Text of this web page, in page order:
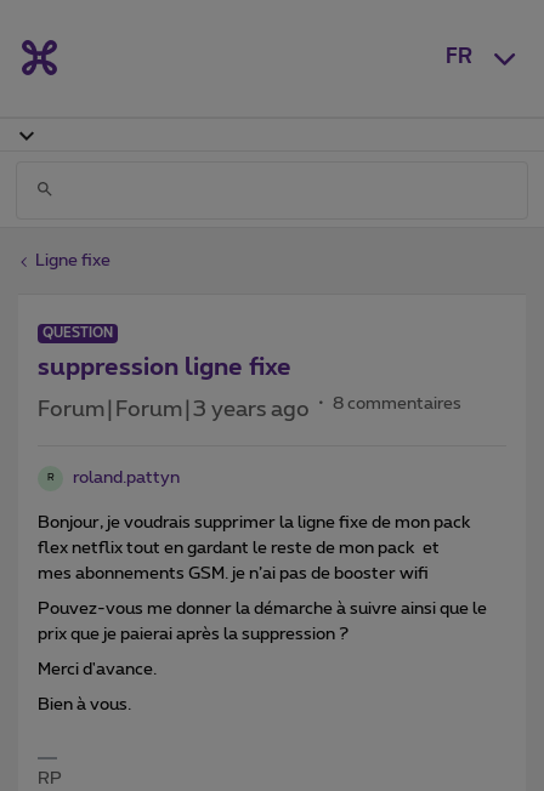
FR
Ligne fixe
QUESTION
suppression ligne fixe
Forum|Forum|3 years ago 8 commentaires
R roland.pattyn
Bonjour, je voudrais supprimer la ligne fixe de mon pack
flex netflix tout en gardant le reste de mon pack et
mes abonnements GSM. je n’ai pas de booster wifi
Pouvez-vous me donner la démarche à suivre ainsi que le
prix que je paierai après la suppression ?
Merci d'avance.
Bien à vous.
RP